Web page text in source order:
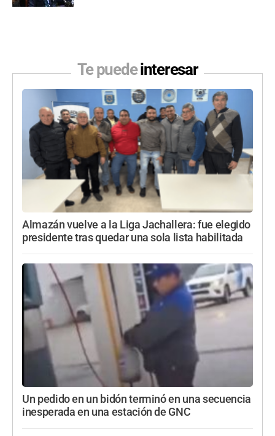
Te puedeinteresar
Almazán vuelve a la Liga Jachallera: fue elegido
presidente tras quedar una sola lista habilitada
Un pedido en un bidón terminó en una secuencia
inesperada en una estación de GNC